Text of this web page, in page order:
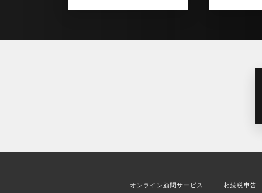
オンライン顧問サービス 相続税申告